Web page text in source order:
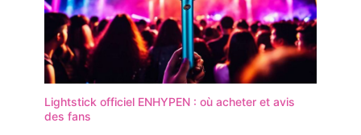
Lightstick officiel ENHYPEN : où acheter et avis
des fans